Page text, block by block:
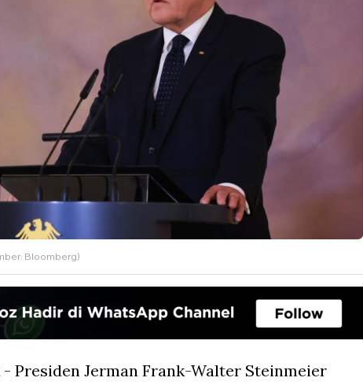
Bloomberg)
- Presiden Jerman Frank-Walter Steinmeier